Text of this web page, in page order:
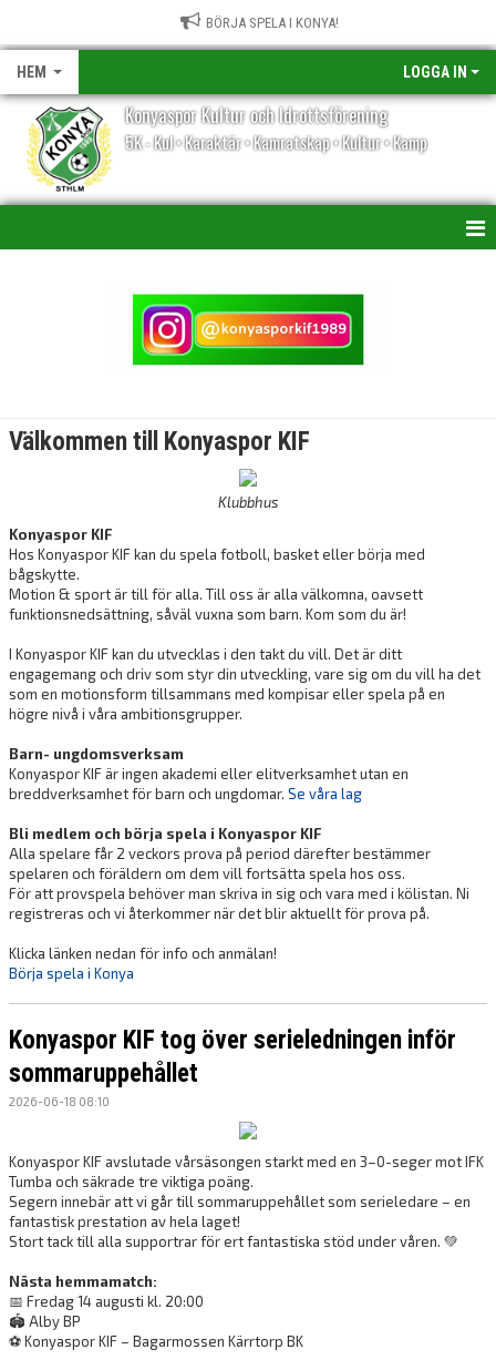
BÖRJA SPELA I KONYA!
HEM LOGGA IN
Konyaspor Kultur och Idrottsförening
5K - Kul • Karaktär • Kamratskap • Kultur • Kamp
Välkommen till Konyaspor KIF
Klubbhus
Konyaspor KIF
Hos Konyaspor KIF kan du spela fotboll, basket eller börja med
bågskytte.
Motion & sport är till för alla. Till oss är alla välkomna, oavsett
funktionsnedsättning, såväl vuxna som barn. Kom som du är!
I Konyaspor KIF kan du utvecklas i den takt du vill. Det är ditt
engagemang och driv som styr din utveckling, vare sig om du vill ha det
som en motionsform tillsammans med kompisar eller spela på en
högre nivå i våra ambitionsgrupper.
Barn- ungdomsverksam
Konyaspor KIF är ingen akademi eller elitverksamhet utan en
breddverksamhet för barn och ungdomar. Se våra lag
Bli medlem och börja spela i Konyaspor KIF
Alla spelare får 2 veckors prova på period därefter bestämmer
spelaren och föräldern om dem vill fortsätta spela hos oss.
För att provspela behöver man skriva in sig och vara med i kölistan. Ni
registreras och vi återkommer när det blir aktuellt för prova på.
Klicka länken nedan för info och anmälan!
Börja spela i Konya
Konyaspor KIF tog över serieledningen inför
sommaruppehållet
2026-06-18 08:10
Konyaspor KIF avslutade vårsäsongen starkt med en 3–0-seger mot IFK
Tumba och säkrade tre viktiga poäng.
Segern innebär att vi går till sommaruppehållet som serieledare – en
fantastisk prestation av hela laget!
Stort tack till alla supportrar för ert fantastiska stöd under våren. 💚
Nästa hemmamatch:
📅 Fredag 14 augusti kl. 20:00
🏟️ Alby BP
⚽ Konyaspor KIF – Bagarmossen Kärrtorp BK